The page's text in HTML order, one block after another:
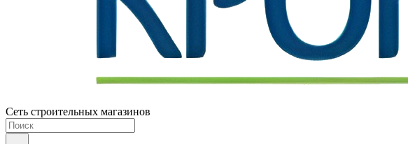
Сеть строительных магазинов